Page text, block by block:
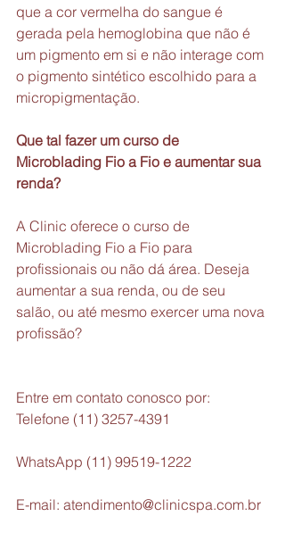
que a cor vermelha do sangue é
gerada pela hemoglobina que não é
um pigmento em si e não interage com
o pigmento sintético escolhido para a
micropigmentação.
Que tal fazer um curso de
Microblading Fio a Fio e aumentar sua
renda?
A Clinic oferece o curso de
Microblading Fio a Fio para
profissionais ou não dá área. Deseja
aumentar a sua renda, ou de seu
salão, ou até mesmo exercer uma nova
profissão?
Entre em contato conosco por:
Telefone (11) 3257-4391
WhatsApp (11) 99519-1222
E-mail: atendimento@clinicspa.com.br